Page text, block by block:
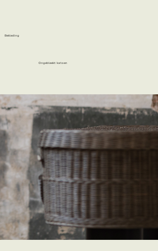
Bekleding
Ongebleekt katoen